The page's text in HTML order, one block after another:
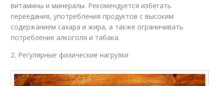
витамины и минералы. Рекомендуется избегать
переедания, употребления продуктов с высоким
содержанием сахара и жира, а также ограничивать
потребление алкоголя и табака.
2. Регулярные физические нагрузки